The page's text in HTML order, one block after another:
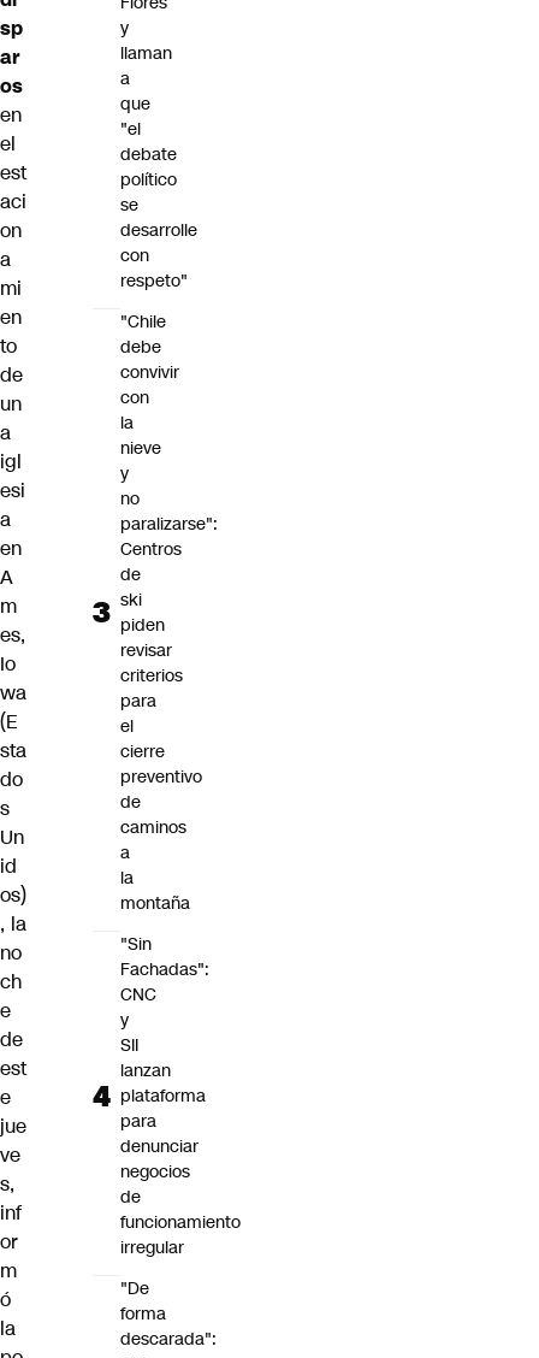
sp
ar
os
en
el
est
aci
on
a
mi
en
to
de
un
a
igl
esi
a
en
A
m
es,
Io
wa
(E
sta
do
s
Un
id
os)
, la
no
ch
e
de
est
e
jue
ve
s,
inf
or
m
ó
la
y
llaman
a
que
"el
debate
político
se
desarrolle
con
respeto"
"Chile
debe
convivir
con
la
nieve
y
no
paralizarse":
Centros
de
ski
piden
revisar
criterios
para
el
cierre
preventivo
de
caminos
a
la
montaña
"Sin
Fachadas":
CNC
y
SII
lanzan
plataforma
para
denunciar
negocios
de
funcionamiento
irregular
"De
forma
descarada":